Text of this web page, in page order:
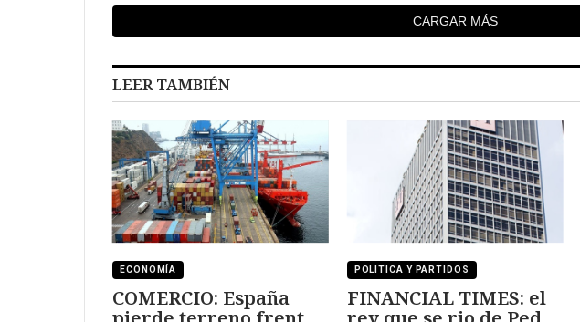
CARGAR MÁS
LEER TAMBIÉN
ECONOMÍA
COMERCIO: España
POLITICA Y PARTIDOS
FINANCIAL TIMES: el